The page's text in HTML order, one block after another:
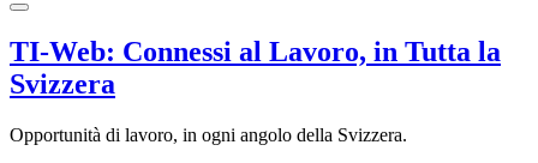
TI-Web: Connessi al Lavoro, in Tutta la
Svizzera
Opportunità di lavoro, in ogni angolo della Svizzera.